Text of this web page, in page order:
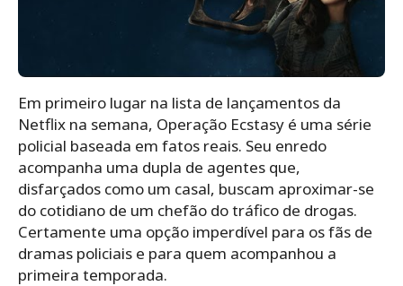
Em primeiro lugar na lista de lançamentos da
Netflix na semana, Operação Ecstasy é uma série
policial baseada em fatos reais. Seu enredo
acompanha uma dupla de agentes que,
disfarçados como um casal, buscam aproximar-se
do cotidiano de um chefão do tráfico de drogas.
Certamente uma opção imperdível para os fãs de
dramas policiais e para quem acompanhou a
primeira temporada.